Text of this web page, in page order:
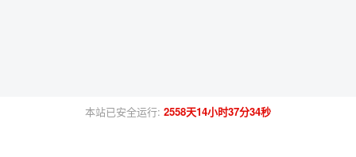
本站已安全运行: 2558天14小时37分34秒